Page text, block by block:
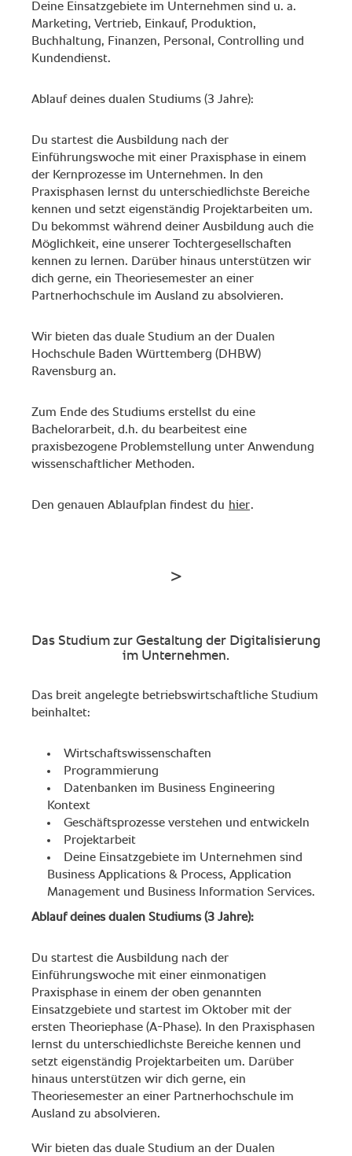
Deine Einsatzgebiete im Unternehmen sind u. a.
Marketing, Vertrieb, Einkauf, Produktion,
Buchhaltung, Finanzen, Personal, Controlling und
Kundendienst.
Ablauf deines dualen Studiums (3 Jahre):
Du startest die Ausbildung nach der
Einführungswoche mit einer Praxisphase in einem
der Kernprozesse im Unternehmen. In den
Praxisphasen lernst du unterschiedlichste Bereiche
kennen und setzt eigenständig Projektarbeiten um.
Du bekommst während deiner Ausbildung auch die
Möglichkeit, eine unserer Tochtergesellschaften
kennen zu lernen. Darüber hinaus unterstützen wir
dich gerne, ein Theoriesemester an einer
Partnerhochschule im Ausland zu absolvieren.
Wir bieten das duale Studium an der Dualen
Hochschule Baden Württemberg (DHBW)
Ravensburg an.
Zum Ende des Studiums erstellst du eine
Bachelorarbeit, d.h. du bearbeitest eine
praxisbezogene Problemstellung unter Anwendung
wissenschaftlicher Methoden.
Den genauen Ablaufplan findest du hier.
Das Studium zur Gestaltung der Digitalisierung
im Unternehmen.
Das breit angelegte betriebswirtschaftliche Studium
beinhaltet:
Wirtschaftswissenschaften
Programmierung
Datenbanken im Business Engineering
Kontext
Geschäftsprozesse verstehen und entwickeln
Projektarbeit
Deine Einsatzgebiete im Unternehmen sind
Business Applications & Process, Application
Management und Business Information Services.
Ablauf deines dualen Studiums (3 Jahre):
Du startest die Ausbildung nach der
Einführungswoche mit einer einmonatigen
Praxisphase in einem der oben genannten
Einsatzgebiete und startest im Oktober mit der
ersten Theoriephase (A-Phase). In den Praxisphasen
lernst du unterschiedlichste Bereiche kennen und
setzt eigenständig Projektarbeiten um. Darüber
hinaus unterstützen wir dich gerne, ein
Theoriesemester an einer Partnerhochschule im
Ausland zu absolvieren.
Wir bieten das duale Studium an der Dualen